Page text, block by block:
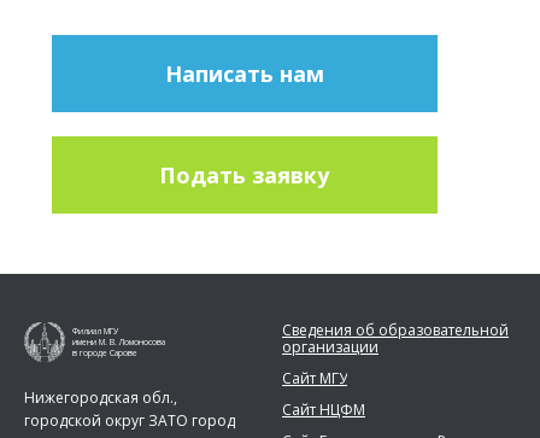
Написать нам
Подать заявку
Филиал МГУ
имени М. В. Ломоносова
в городе Сарове
Нижегородская обл.,
городской округ ЗАТО город
Сведения об образовательной
организации
Сайт МГУ
Сайт НЦФМ